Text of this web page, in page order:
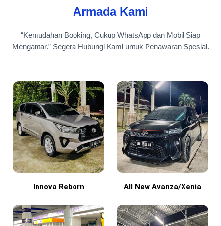
Armada Kami
“Kemudahan Booking, Cukup WhatsApp dan Mobil Siap
Mengantar.” Segera Hubungi Kami untuk Penawaran Spesial.
Innova Reborn All New Avanza/Xenia